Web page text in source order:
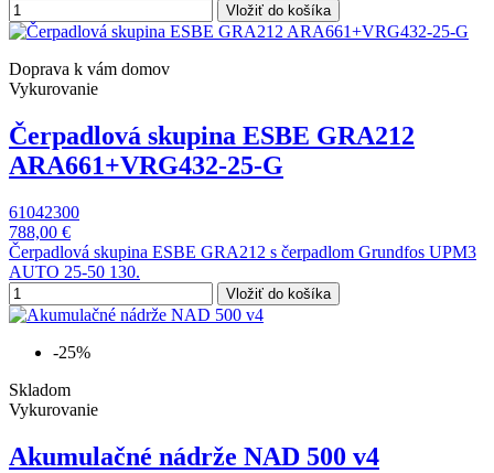
Vložiť do košíka
Doprava k vám domov
Vykurovanie
Čerpadlová skupina ESBE GRA212
ARA661+VRG432-25-G
61042300
788,00 €
Čerpadlová skupina ESBE GRA212 s čerpadlom Grundfos UPM3
AUTO 25-50 130.
Vložiť do košíka
-25%
Skladom
Vykurovanie
Akumulačné nádrže NAD 500 v4